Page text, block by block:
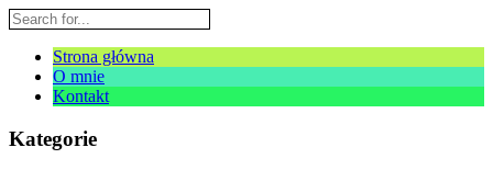
Strona główna
O mnie
Kontakt
Kategorie